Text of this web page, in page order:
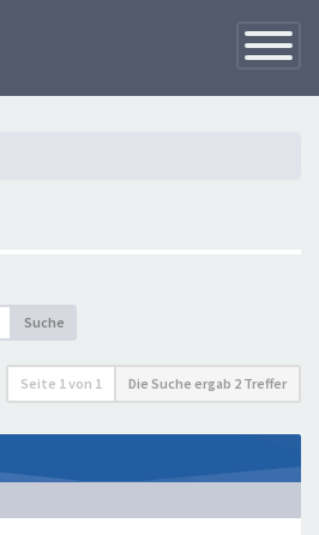
Suche
Seite 1von 1 Die Suche ergab 2 Treffer